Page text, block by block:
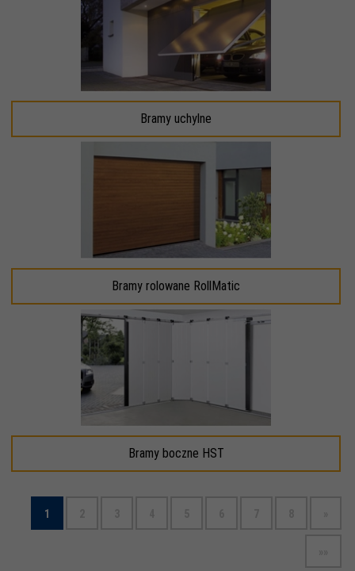
Bramy uchylne
Bramy rolowane RollMatic
Bramy boczne HST
1